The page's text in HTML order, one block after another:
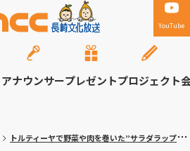
YouTube
アナウンサープレゼントプロジェクト
トルティーヤで野菜や肉を巻いた”サラダラップ”専門店！大村市「ロールン」